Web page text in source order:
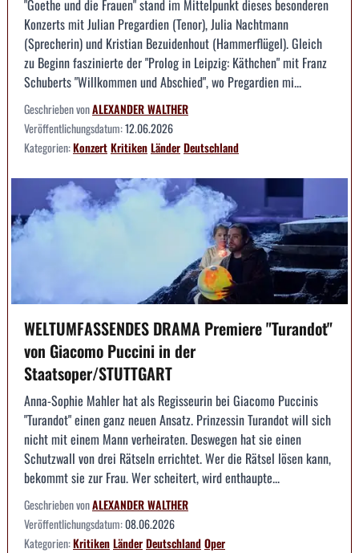
"Goethe und die Frauen" stand im Mittelpunkt dieses besonderen
Konzerts mit Julian Pregardien (Tenor), Julia Nachtmann
(Sprecherin) und Kristian Bezuidenhout (Hammerflügel). Gleich
zu Beginn faszinierte der "Prolog in Leipzig: Käthchen" mit Franz
Schuberts "Willkommen und Abschied", wo Pregardien mi...
Geschrieben vonALEXANDER WALTHER
Veröffentlichungsdatum:12.06.2026
Kategorien:KonzertKritikenLänderDeutschland
WELTUMFASSENDES DRAMA Premiere "Turandot"
von Giacomo Puccini in der
Staatsoper/STUTTGART
Anna-Sophie Mahler hat als Regisseurin bei Giacomo Puccinis
"Turandot" einen ganz neuen Ansatz. Prinzessin Turandot will sich
nicht mit einem Mann verheiraten. Deswegen hat sie einen
Schutzwall von drei Rätseln errichtet. Wer die Rätsel lösen kann,
bekommt sie zur Frau. Wer scheitert, wird enthaupte...
Geschrieben vonALEXANDER WALTHER
Veröffentlichungsdatum:08.06.2026
Kategorien:KritikenLänderDeutschlandOper